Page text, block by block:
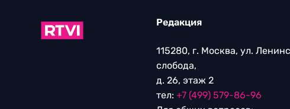
Редакция
115280, г. Москва, ул.
слобода,
д. 26, этаж 2
тел: +7 (499) 579-86-96